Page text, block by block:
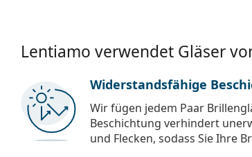
Lentiamo verwendet Gläser
Widerstandsfähige
Wir fügen jedem Paar
Beschichtung verhindert
und Flecken, sodass Sie Ihre